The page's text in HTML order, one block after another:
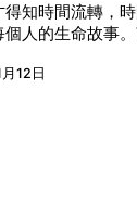
音樂‧舞蹈 (開幕節目) 2月28
像。Van Cleef
堆砌，更像是
事美學為核心
把稍縱即逝的瞬
的珠寶。每個主
知時間流轉，
人的生命故事
家走進由愛情
世家的核心價值
12日